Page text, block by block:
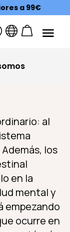
a 99€
al
los
en la
mental y
empezando
ocurre en